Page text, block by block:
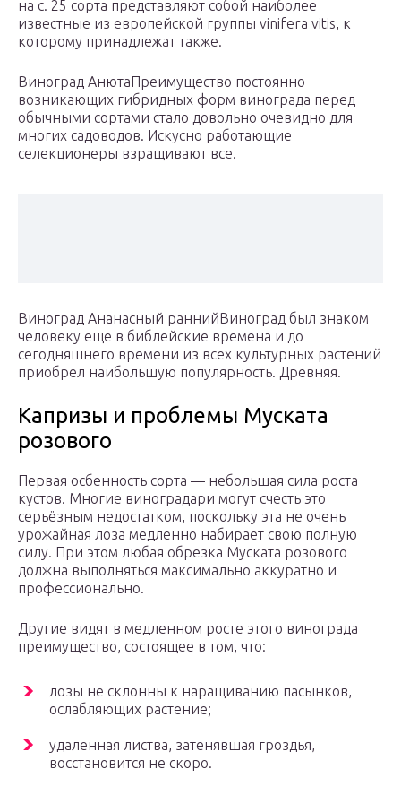
на с. 25 сорта представляют собой наиболее
известные из европейской группы vinifera vitis, к
которому принадлежат также.
Виноград АнютаПреимущество постоянно
возникающих гибридных форм винограда перед
обычными сортами стало довольно очевидно для
многих садоводов. Искусно работающие
селекционеры взращивают все.
Виноград Ананасный раннийВиноград был знаком
человеку еще в библейские времена и до
сегодняшнего времени из всех культурных растений
приобрел наибольшую популярность. Древняя.
Капризы и проблемы Муската
розового
Первая осбенность сорта — небольшая сила роста
кустов. Многие виноградари могут счесть это
серьёзным недостатком, поскольку эта не очень
урожайная лоза медленно набирает свою полную
силу. При этом любая обрезка Муската розового
должна выполняться максимально аккуратно и
профессионально.
Другие видят в медленном росте этого винограда
преимущество, состоящее в том, что:
лозы не склонны к наращиванию пасынков,
ослабляющих растение;
удаленная листва, затенявшая гроздья,
восстановится не скоро.